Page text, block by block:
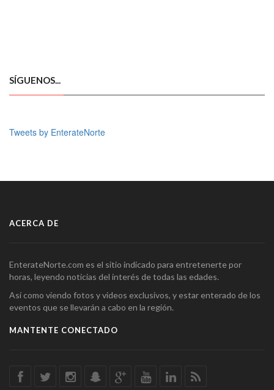
SÍGUENOS...
Tweets by EnterateNorte
ACERCA DE
EnterateNorte.com es el sitio indicado para entretenerte por
horas, leyendo noticias del interés de todas las edades.
Así como viendo fotos y videos exclusivos, y estar enterado de los
eventos que se llevarán a cabo en la región.
MANTENTE CONECTADO